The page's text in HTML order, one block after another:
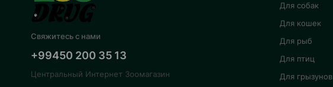
Свяжитесь с нами
+99450 200 35 13
Центральный Интернет Зоомагазин
Для собак
Для кошек
Для рыб
Для птиц
Для грызунов